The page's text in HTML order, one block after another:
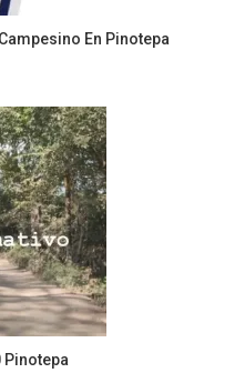
En Pinotepa
Pinotepa